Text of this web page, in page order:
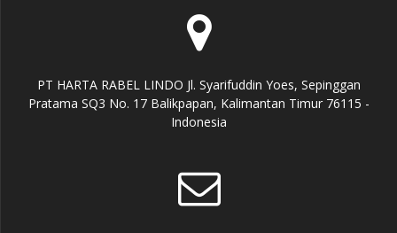
PT HARTA RABEL LINDO Jl. Syarifuddin Yoes, Sepinggan
Pratama SQ3 No. 17 Balikpapan, Kalimantan Timur 76115 -
Indonesia